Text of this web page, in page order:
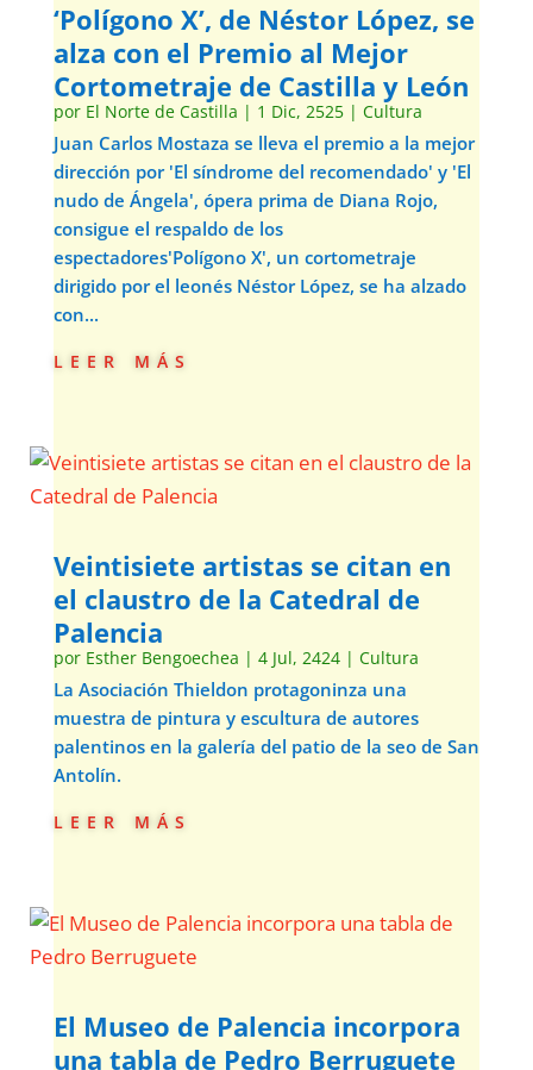
‘Polígono X’, de Néstor López, se
alza con el Premio al Mejor
Cortometraje de Castilla y León
por El Norte de Castilla | 1 Dic, 2525| Cultura
Juan Carlos Mostaza se lleva el premio a la mejor
dirección por 'El síndrome del recomendado' y 'El
nudo de Ángela', ópera prima de Diana Rojo,
consigue el respaldo de los
espectadores'Polígono X', un cortometraje
dirigido por el leonés Néstor López, se ha alzado
con...
leer más
Veintisiete artistas se citan en
el claustro de la Catedral de
Palencia
por Esther Bengoechea | 4 Jul, 2424| Cultura
La Asociación Thieldon protagoninza una
muestra de pintura y escultura de autores
palentinos en la galería del patio de la seo de San
Antolín.
leer más
El Museo de Palencia incorpora
una tabla de Pedro Berruguete